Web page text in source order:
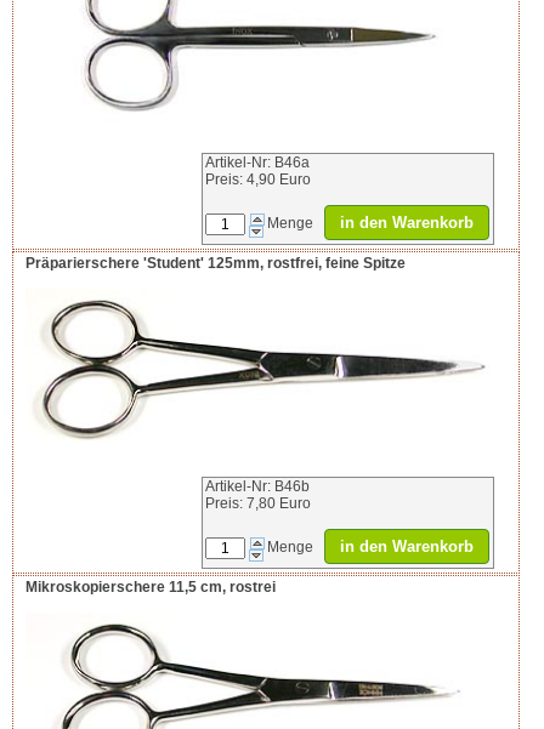
Artikel-Nr: B46a
Preis: 4,90 Euro
Menge in den Warenkorb
Präparierschere 'Student' 125mm, rostfrei, feine Spitze
Artikel-Nr: B46b
Preis: 7,80 Euro
Menge in den Warenkorb
Mikroskopierschere 11,5 cm, rostrei